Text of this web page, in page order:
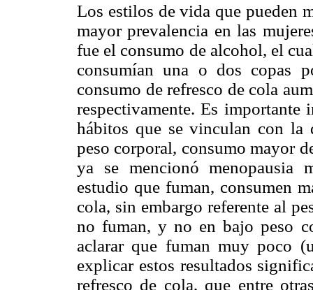
Los estilos de vida que pueden
mayor prevalencia en las
fue el consumo de alcohol, el
consumían una o dos copas
consumo de refresco de cola
respectivamente. Es importante
hábitos que se vinculan con
peso corporal, consumo mayor
ya se mencionó menopausia
estudio que fuman, consumen
cola, sin embargo referente al
no fuman, y no en bajo peso
aclarar que fuman muy poco
explicar estos resultados
refresco de cola, que entre